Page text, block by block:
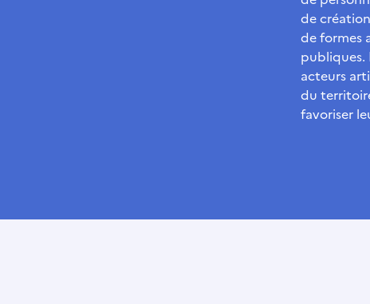
de
de formes
publiques.
acteurs
du
favoriser